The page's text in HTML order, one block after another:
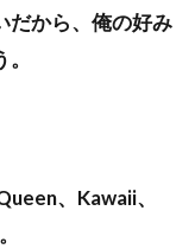
だから、俺の好み
、Kawaii、